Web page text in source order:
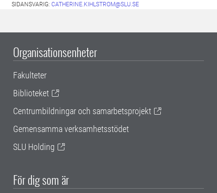
SIDANSVARIG: CATHERINE.KIHLSTROM@SLU.SE
Organisationsenheter
Fakulteter
Biblioteket
Centrumbildningar och samarbetsprojekt
Gemensamma verksamhetsstödet
SLU Holding
För dig som är